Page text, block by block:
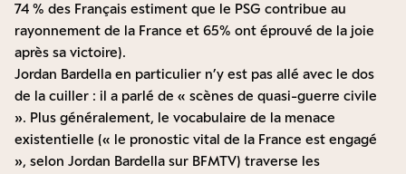
74 % des Français estiment que le PSG contribue au
rayonnement de la France et 65% ont éprouvé de la joie
après sa victoire).
Jordan Bardella en particulier n’y est pas allé avec le dos
de la cuiller : il a parlé de « scènes de quasi-guerre civile
». Plus généralement, le vocabulaire de la menace
existentielle (« le pronostic vital de la France est engagé
», selon Jordan Bardella sur BFMTV) traverse les